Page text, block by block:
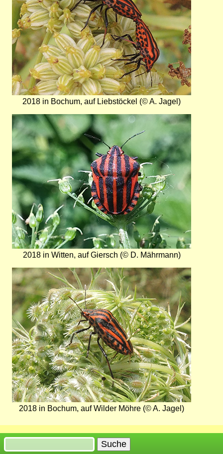
2018 in Bochum, auf Liebstöckel (© A. Jagel)
Bild
2018 in Witten, auf Giersch (© D. Mährmann)
Bild
2018 in Bochum, auf Wilder Möhre (© A. Jagel)
Suche